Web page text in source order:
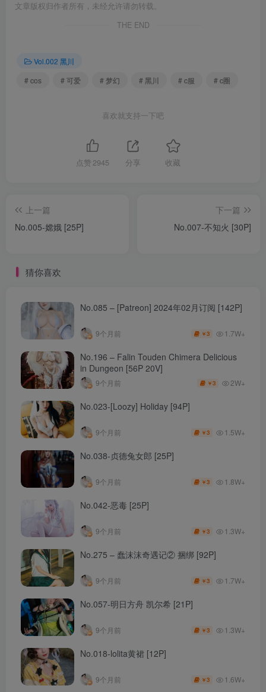
文章版权归作者所有，未经允许请勿转载。
THE END
Vol.002 黑川
# cos
# 可爱 # 梦幻 # 黑川 # c服 # c圈
喜欢就支持一下吧
点赞 2945 分享 收藏
上一篇
No.005-嫦娥 [25P]
下一篇
No.007-不知火 [30P]
猜你喜欢
No.085 – [Patreon] 2024年02月订阅 [142P]
9个月前 ￥3 1.7W+
No.196 – Falin Touden Chimera Delicious
in Dungeon [56P 20V]
9个月前 ￥3 2W+
No.023-[Loozy] Holiday [94P]
9个月前 ￥3 1.5W+
No.038-贞德兔女郎 [25P]
9个月前 ￥3 1.8W+
No.042-恶毒 [25P]
9个月前 ￥3 1.3W+
No.275 – 蠢沫沫奇遇记② 捆绑 [92P]
9个月前 ￥3 1.7W+
No.057-明日方舟 凯尔希 [21P]
9个月前 ￥3 1.3W+
No.018-lolita黄裙 [12P]
9个月前 ￥3 1.6W+